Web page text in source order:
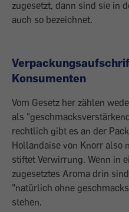
zugesetzt, dann sind sie in
auch so bezeichnet.
Konsumenten
Vom Gesetz her zählen
als
rechtlich gibt es an der
Hollandaise von Knorr also
stiftet Verwirrung. Wenn in
zugesetztes Aroma drin
"natürlich ohne
stehen.